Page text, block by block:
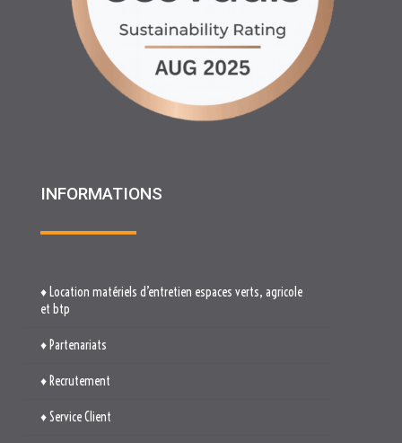
INFORMATIONS
♦ Location matériels d’entretien espaces verts, agricole
et btp
♦ Partenariats
♦ Recrutement
♦ Service Client